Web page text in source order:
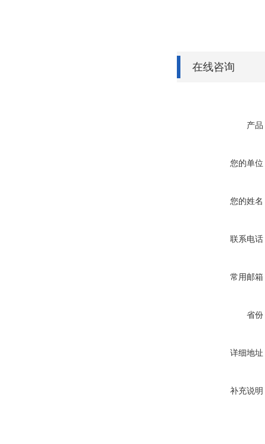
在线咨询
产品
您的单位
您的姓名
联系电话
常用邮箱
省份
详细地址
补充说明